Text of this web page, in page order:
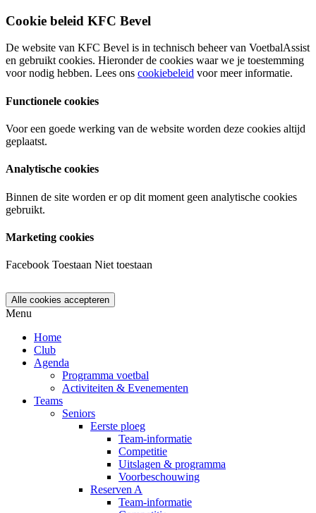
Cookie beleid KFC Bevel
De website van KFC Bevel is in technisch beheer van VoetbalAssist
en gebruikt cookies. Hieronder de cookies waar we je toestemming
voor nodig hebben. Lees ons cookiebeleid voor meer informatie.
Functionele cookies
Voor een goede werking van de website worden deze cookies altijd
geplaatst.
Analytische cookies
Binnen de site worden er op dit moment geen analytische cookies
gebruikt.
Marketing cookies
Facebook Toestaan Niet toestaan
Menu
Home
Club
Agenda
Programma voetbal
Activiteiten & Evenementen
Teams
Seniors
Eerste ploeg
Team-informatie
Competitie
Uitslagen & programma
Voorbeschouwing
Reserven A
Team-informatie